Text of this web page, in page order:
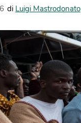
di Luigi Mastrodonato